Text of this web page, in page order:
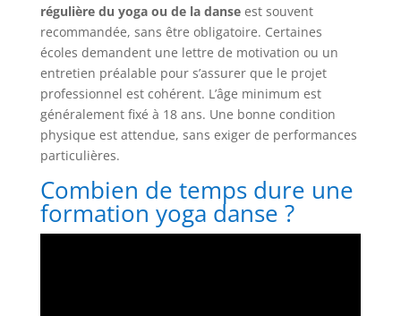
régulière du yoga ou de la danseest souvent
recommandée, sans être obligatoire. Certaines
écoles demandent une lettre de motivation ou un
entretien préalable pour s’assurer que le projet
professionnel est cohérent. L’âge minimum est
généralement fixé à 18 ans. Une bonne condition
physique est attendue, sans exiger de performances
particulières.
Combien de temps dure une
formation yoga danse ?